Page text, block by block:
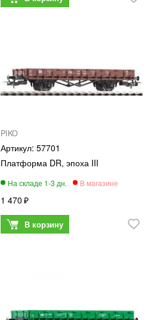
PIKO
57701
Платформа DR, эпоха III
1 470